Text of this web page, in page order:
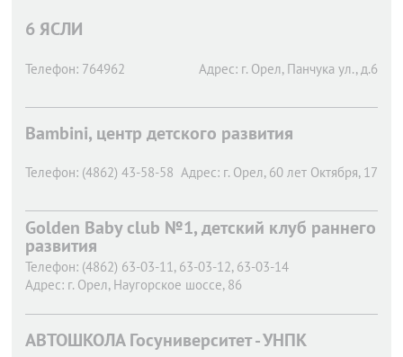
6 ЯСЛИ
Телефон: 764962 Адрес: г. Орел, Панчука ул., д.6
Bambini, центр детского развития
Телефон: (4862) 43-58-58 Адрес: г. Орел, 60 лет Октября, 17
Golden Baby club №1, детский клуб раннего
развития
Телефон: (4862) 63-03-11, 63-03-12, 63-03-14
Адрес: г. Орел, Наугорское шоссе, 86
АВТОШКОЛА Госуниверситет - УНПК